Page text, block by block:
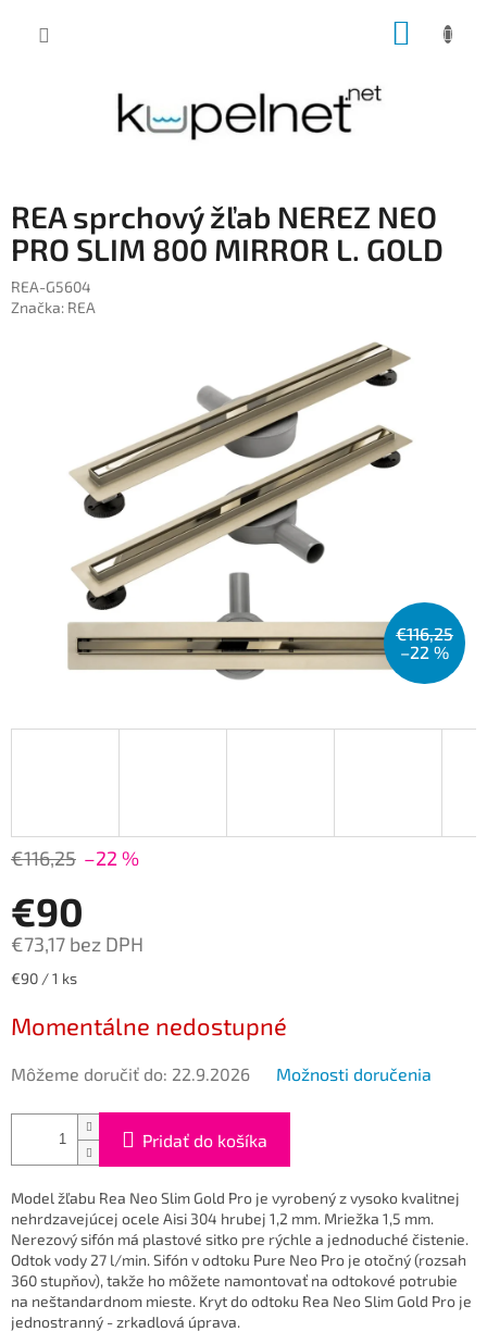
REA sprchový žľab NEREZ NEO
PRO SLIM 800 MIRROR L. GOLD
REA-G5604
Značka: REA
€116,25
–22 %
€116,25 –22 %
€90
€73,17 bez DPH
Jednotková
€90 / 1 ks
Momentálne nedostupné
Môžeme doručiť do: 22.9.2026 Možnosti doručenia
Pridať do košíka
Model žľabu Rea Neo Slim Gold Pro je vyrobený z vysoko kvalitnej
nehrdzavejúcej ocele Aisi 304 hrubej 1,2 mm. Mriežka 1,5 mm.
Nerezový sifón má plastové sitko pre rýchle a jednoduché čistenie.
Odtok vody 27 l/min. Sifón v odtoku Pure Neo Pro je otočný (rozsah
360 stupňov), takže ho môžete namontovať na odtokové potrubie
na neštandardnom mieste. Kryt do odtoku Rea Neo Slim Gold Pro je
jednostranný - zrkadlová úprava.